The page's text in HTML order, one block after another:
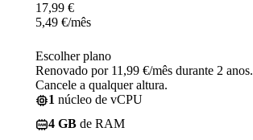
17,99 €
5,49 €/mês
Escolher plano
Renovado por 11,99 €/mês durante 2 anos.
Cancele a qualquer altura.
1 núcleo de vCPU
4 GB de RAM